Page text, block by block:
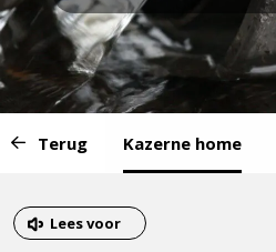
van
menu:
Terug Kazerne home
van
het
Dit
Lees voor